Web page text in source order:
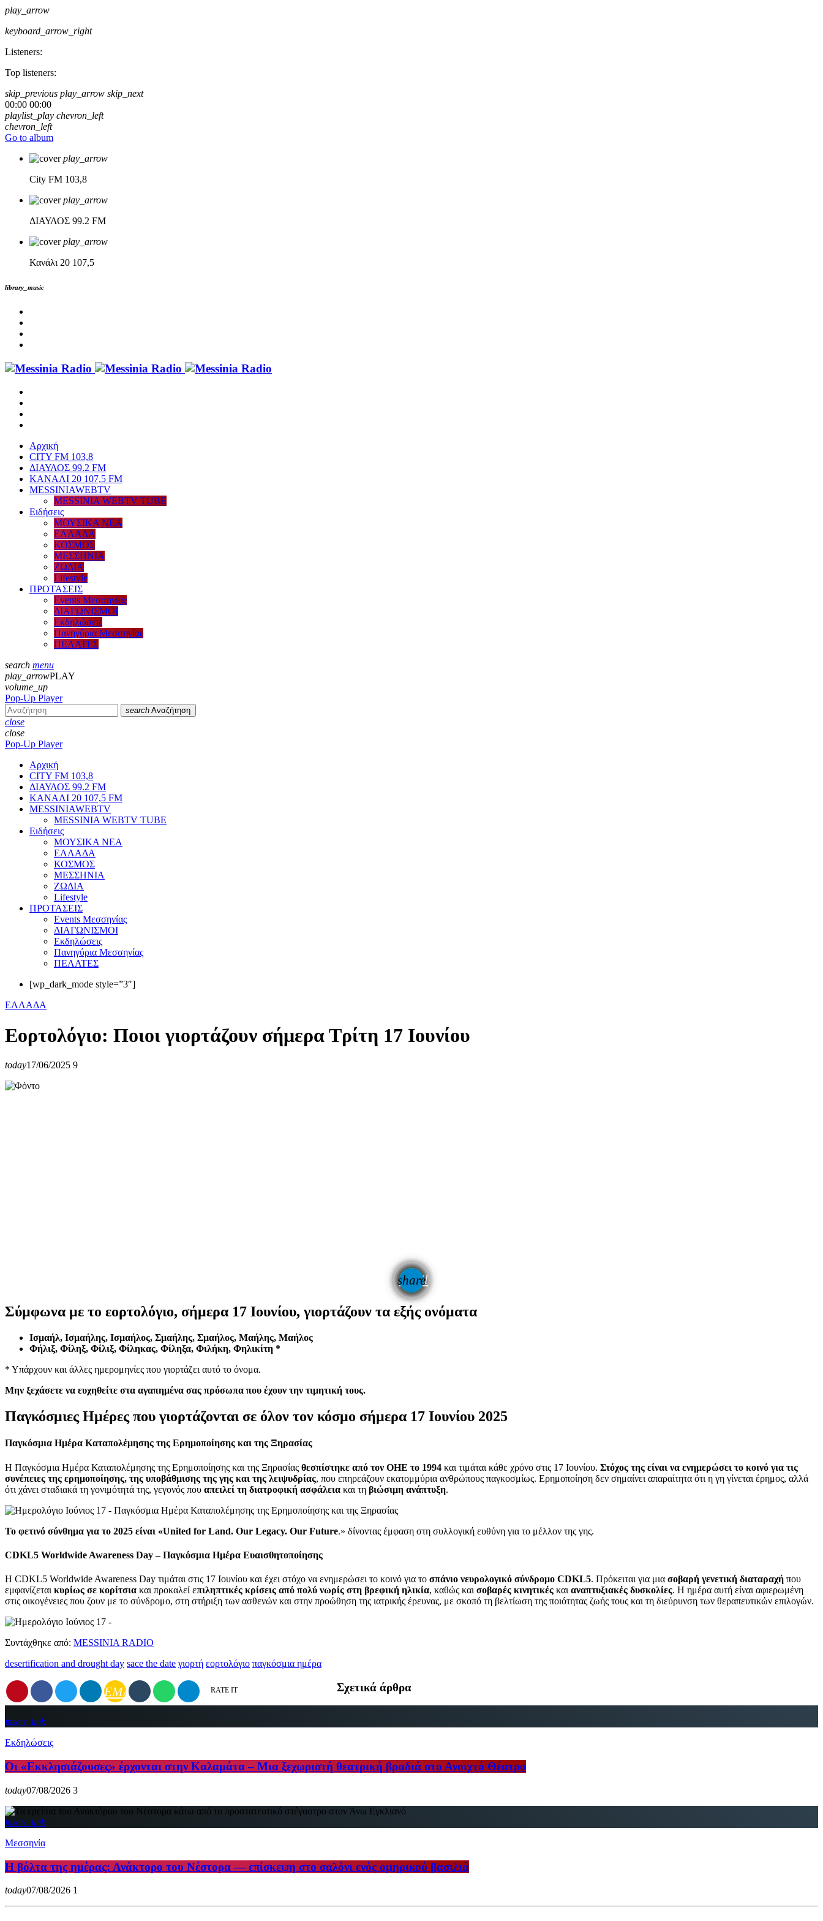
play_arrow
keyboard_arrow_right
Listeners:
Top listeners:
skip_previous play_arrow skip_next
00:00 00:00
playlist_play chevron_left
chevron_left
Go to album
play_arrow
City FM 103,8
play_arrow
ΔΙΑΥΛΟΣ 99.2 FM
play_arrow
Κανάλι 20 107,5
library_music
Αρχική
CITY FM 103,8
ΔΙΑΥΛΟΣ 99.2 FM
ΚΑΝΑΛΙ 20 107,5 FM
MESSINIAWEBTV
MESSINIA WEBTV TUBE
Eιδήσεις
ΜΟΥΣΙΚΑ ΝΕΑ
ΕΛΛΑΔΑ
ΚΟΣΜΟΣ
ΜΕΣΣΗΝΙΑ
ΖΩΔΙΑ
Lifestyle
ΠΡΟΤΑΣΕΙΣ
Events Μεσσηνίας
ΔΙΑΓΩΝΙΣΜΟΙ
Εκδηλώσεις
Πανηγύρια Μεσσηνίας
ΠΕΛΑΤΕΣ
search menu
play_arrowPLAY
volume_up
Pop-Up Player
search Αναζήτηση
close
close
Pop-Up Player
Αρχική
CITY FM 103,8
ΔΙΑΥΛΟΣ 99.2 FM
ΚΑΝΑΛΙ 20 107,5 FM
MESSINIAWEBTV
MESSINIA WEBTV TUBE
Eιδήσεις
ΜΟΥΣΙΚΑ ΝΕΑ
ΕΛΛΑΔΑ
ΚΟΣΜΟΣ
ΜΕΣΣΗΝΙΑ
ΖΩΔΙΑ
Lifestyle
ΠΡΟΤΑΣΕΙΣ
Events Μεσσηνίας
ΔΙΑΓΩΝΙΣΜΟΙ
Εκδηλώσεις
Πανηγύρια Μεσσηνίας
ΠΕΛΑΤΕΣ
[wp_dark_mode style=”3″]
ΕΛΛΑΔΑ
Eoρτολόγιο: Ποιοι γιορτάζουν σήμερα Τρίτη 17 Ιουνίου
today17/06/2025 9
share
email
Σύμφωνα με το εορτολόγιο, σήμερα 17 Ιουνίου, γιορτάζουν τα εξής ονόματα
Ισμαήλ, Ισμαήλης, Ισμαήλος, Σμαήλης, Σμαήλος, Μαήλης, Μαήλος
Φήλιξ, Φίληξ, Φίλιξ, Φίληκας, Φίληξα, Φιλήκη, Φηλικίτη *
* Υπάρχουν και άλλες ημερομηνίες που γιορτάζει αυτό το όνομα.
Μην ξεχάσετε να ευχηθείτε στα αγαπημένα σας πρόσωπα που έχουν την τιμητική τους.
Παγκόσμιες Ημέρες που γιορτάζονται σε όλον τον κόσμο σήμερα 17 Ιουνίου 2025
Παγκόσμια Ημέρα Καταπολέμησης της Ερημοποίησης και της Ξηρασίας
Η Παγκόσμια Ημέρα Καταπολέμησης της Ερημοποίησης και της Ξηρασίας θεσπίστηκε από τον ΟΗΕ το 1994 και τιμάται κάθε χρόνο στις 17 Ιουνίου. Στόχος της είναι να ενημερώσει το κοινό για τις
συνέπειες της ερημοποίησης, της υποβάθμισης της γης και της λειψυδρίας, που επηρεάζουν εκατομμύρια ανθρώπους παγκοσμίως. Ερημοποίηση δεν σημαίνει απαραίτητα ότι η γη γίνεται έρημος, αλλά
ότι χάνει σταδιακά τη γονιμότητά της, γεγονός που απειλεί τη διατροφική ασφάλεια και τη βιώσιμη ανάπτυξη.
Το φετινό σύνθημα για το 2025 είναι «United for Land. Our Legacy. Our Future.» δίνοντας έμφαση στη συλλογική ευθύνη για το μέλλον της γης.
CDKL5 Worldwide Awareness Day – Παγκόσμια Ημέρα Ευαισθητοποίησης
Η CDKL5 Worldwide Awareness Day τιμάται στις 17 Ιουνίου και έχει στόχο να ενημερώσει το κοινό για το σπάνιο νευρολογικό σύνδρομο CDKL5. Πρόκειται για μια σοβαρή γενετική διαταραχή που
εμφανίζεται κυρίως σε κορίτσια και προκαλεί επιληπτικές κρίσεις από πολύ νωρίς στη βρεφική ηλικία, καθώς και σοβαρές κινητικές και αναπτυξιακές δυσκολίες. Η ημέρα αυτή είναι αφιερωμένη
στις οικογένειες που ζουν με το σύνδρομο, στη στήριξη των ασθενών και στην προώθηση της ιατρικής έρευνας, με σκοπό τη βελτίωση της ποιότητας ζωής τους και τη διεύρυνση των θεραπευτικών επιλογών.
Συντάχθηκε από: MESSINIA RADIO
desertification and drought day sace the date γιορτή εορτολόγιο παγκόσμια ημέρα
EMAIL RATE IT Σχετικά άρθρα
insert_link
Εκδηλώσεις
Οι «Εκκλησιάζουσες» έρχονται στην Καλαμάτα – Μια ξεχωριστή θεατρική βραδιά στο Ανοιχτό Θέατρο
today07/08/2026 3
insert_link
Μεσσηνία
Η βόλτα της ημέρας: Ανάκτορο του Νέστορα — επίσκεψη στο σαλόνι ενός ομηρικού βασιλιά
today07/08/2026 1